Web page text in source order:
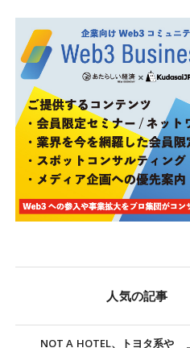
人気の記事
NOT A HOTEL、トヨタ系や